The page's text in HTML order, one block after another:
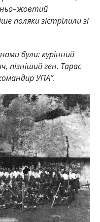
поляки зістрілили зі
були: курінний
пізніший ген. Тарас
УПА”.